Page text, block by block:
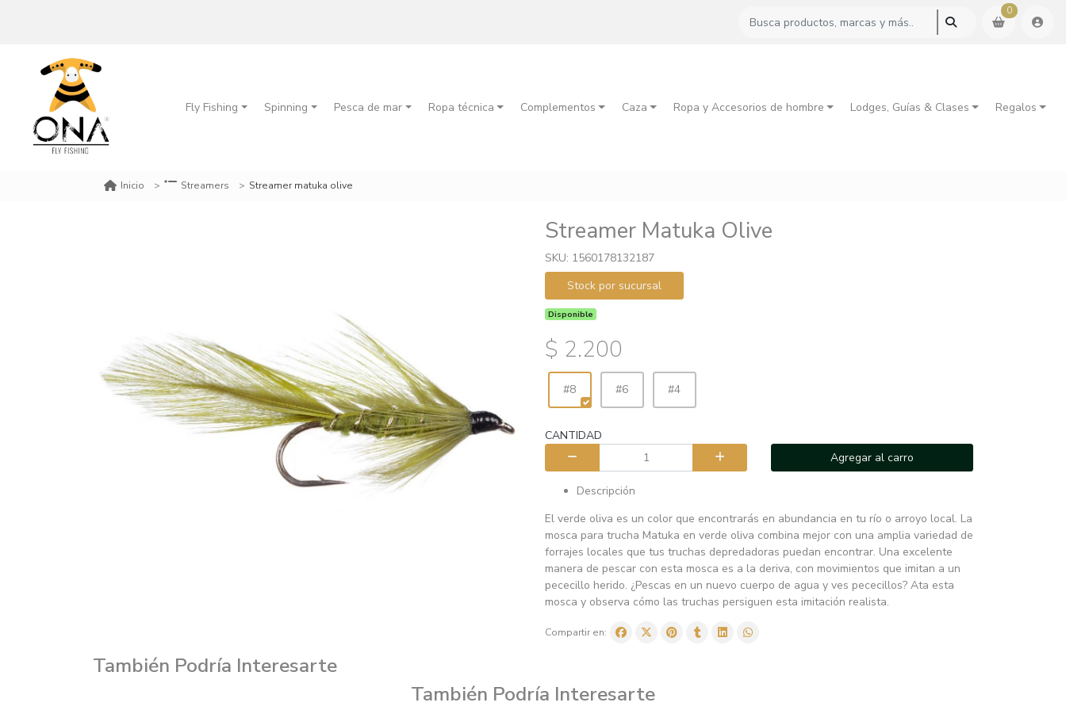
0
Fly Fishing Spinning Pesca de mar Ropa técnica Complementos Caza Ropa y Accesorios de hombre Lodges, Guías & Clases Regalos
Inicio Streamers Streamer matuka olive
Streamer Matuka Olive
SKU: 1560178132187
Stock por sucursal
Disponible
$ 2.200
#8 #6 #4
CANTIDAD
Agregar al carro
Descripción
El verde oliva es un color que encontrarás en abundancia en tu río o arroyo local. La
mosca para trucha Matuka en verde oliva combina mejor con una amplia variedad de
forrajes locales que tus truchas depredadoras puedan encontrar. Una excelente
manera de pescar con esta mosca es a la deriva, con movimientos que imitan a un
pececillo herido. ¿Pescas en un nuevo cuerpo de agua y ves pececillos? Ata esta
mosca y observa cómo las truchas persiguen esta imitación realista.
Compartir en:
También Podría Interesarte
También Podría Interesarte